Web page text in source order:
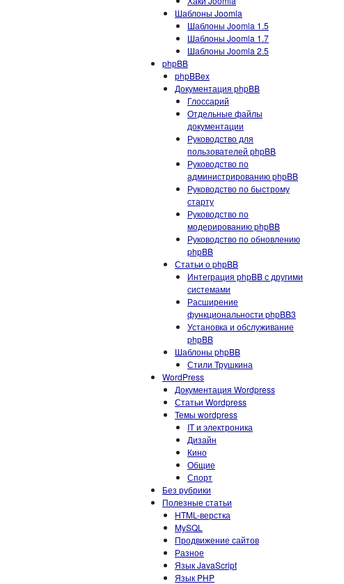
Шаблоны Joomla
Шаблоны Joomla 1.5
Шаблоны Joomla 1.7
Шаблоны Joomla 2.5
phpBB
phpBBex
Документация phpBB
Глоссарий
Отдельные файлы
документации
Руководство для
пользователей phpBB
Руководство по
администрированию phpBB
Руководство по быстрому
старту
Руководство по
модерированию phpBB
Руководство по обновлению
phpBB
Статьи о phpBB
Интеграция phpBB с другими
системами
Расширение
функциональности phpBB3
Установка и обслуживание
phpBB
Шаблоны phpBB
Стили Трушкина
WordPress
Документация Wordpress
Статьи Wordpress
Темы wordpress
IT и электроника
Дизайн
Кино
Общие
Спорт
Без рубрики
Полезные статьи
HTML-верстка
MySQL
Продвижение сайтов
Разное
Язык JavaScript
Язык PHP